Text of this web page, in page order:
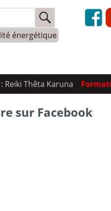
énergétique
Reiki Thêta Karuna
sur Facebook